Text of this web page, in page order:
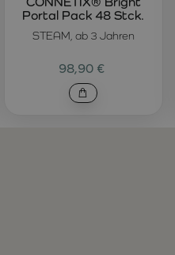
STEAM, ab 3 Jahren
Portal Pack 48 Stck.
98,90 €